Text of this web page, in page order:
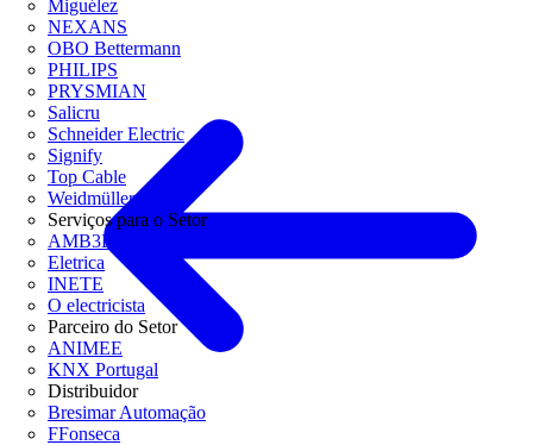
Miguélez
NEXANS
OBO Bettermann
PHILIPS
PRYSMIAN
Salicru
Schneider Electric
Signify
Top Cable
Weidmüller
Serviços para o Setor
AMB3E
Eletrica
INETE
O electricista
Parceiro do Setor
ANIMEE
KNX Portugal
Distribuidor
Bresimar Automação
FFonseca